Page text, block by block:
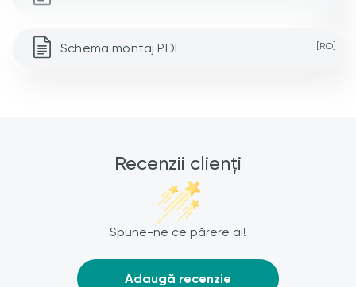
Schema montaj PDF [RO]
Recenzii clienți
Spune-ne ce părere ai!
Adaugă recenzie